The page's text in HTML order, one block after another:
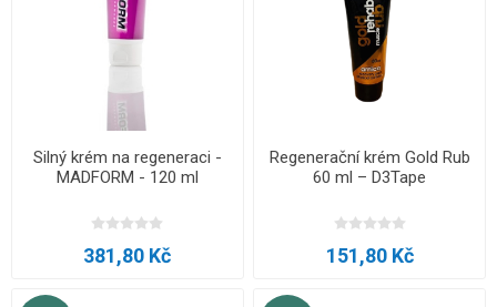
Silný krém na regeneraci -
MADFORM - 120 ml
381,80 Kč
Regenerační krém Gold Rub
60 ml – D3Tape
151,80 Kč